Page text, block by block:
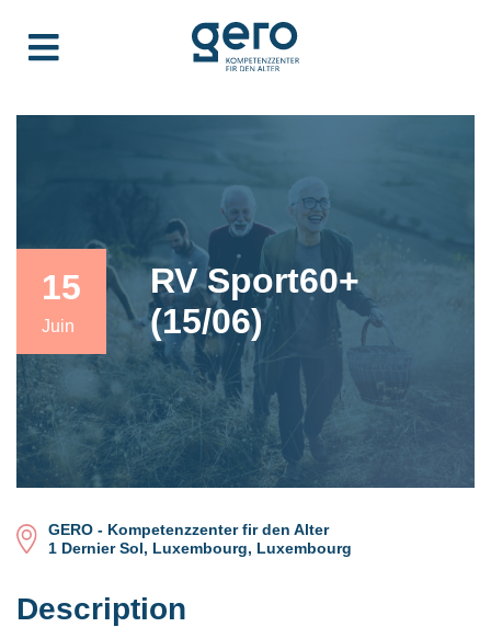
15
Juin
RV Sport60+
(15/06)
GERO - Kompetenzzenter fir den Alter
1 Dernier Sol, Luxembourg, Luxembourg
Description